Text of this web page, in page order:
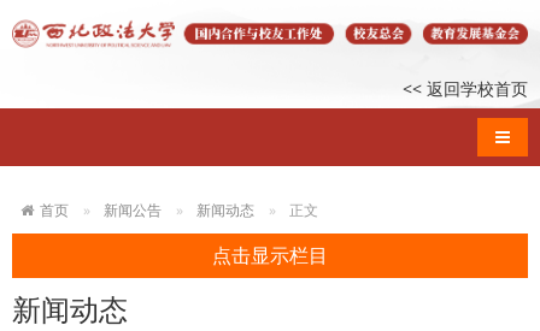
<< 返回学校首页
导航
首页 新闻公告 新闻动态 正文
点击显示栏目
新闻动态